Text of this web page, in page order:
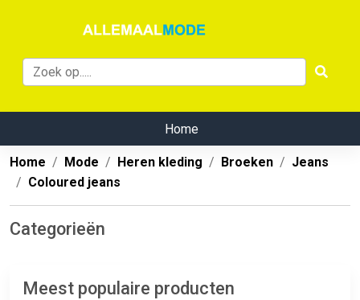
Home
Home Mode Heren kleding Broeken
Jeans
Coloured jeans
Categorieën
Meest populaire producten